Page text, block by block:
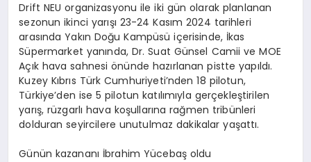
Drift NEU organizasyonu ile iki gün olarak planlanan
sezonun ikinci yarışı 23-24 Kasım 2024 tarihleri
arasında Yakın Doğu Kampüsü içerisinde, İkas
Süpermarket yanında, Dr. Suat Günsel Camii ve MOE
Açık hava sahnesi önünde hazırlanan pistte yapıldı.
Kuzey Kıbrıs Türk Cumhuriyeti’nden 18 pilotun,
Türkiye’den ise 5 pilotun katılımıyla gerçekleştirilen
yarış, rüzgarlı hava koşullarına rağmen tribünleri
dolduran seyircilere unutulmaz dakikalar yaşattı.
Günün kazananı İbrahim Yücebaş oldu